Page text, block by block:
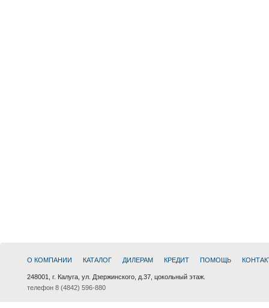
О КОМПАНИИ КАТАЛОГ ДИЛЕРАМ КРЕДИТ ПОМОЩЬ
248001, г. Калуга, ул. Дзержинского, д.37, цокольный этаж.
телефон 8 (4842) 596-880